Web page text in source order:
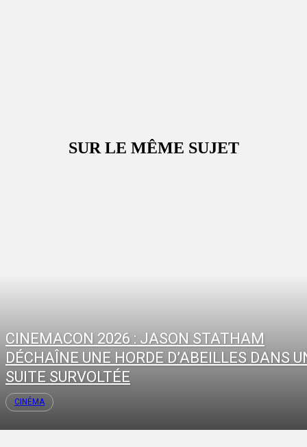
SUR LE MÊME SUJET
CINEMACON 2026 : JASON STATHAM
DÉCHAÎNE UNE HORDE D’ABEILLES DANS
SUITE SURVOLTÉE
CINÉMA